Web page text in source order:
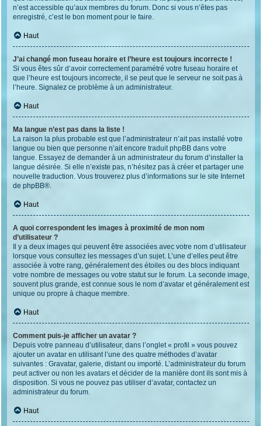
n’est accessible qu’aux membres du forum. Donc si vous n’êtes pas
enregistré, c’est le bon moment pour le faire.
Haut
J’ai changé mon fuseau horaire et l’heure est toujours incorrecte !
Si vous êtes sûr d’avoir correctement paramétré votre fuseau horaire et
que l’heure est toujours incorrecte, il se peut que le serveur ne soit pas à
l’heure. Signalez ce problème à un administrateur.
Haut
Ma langue n’est pas dans la liste !
La raison la plus probable est que l’administrateur n’ait pas installé votre
langue ou bien que personne n’ait encore traduit phpBB dans votre
langue. Essayez de demander à un administrateur du forum d’installer la
langue désirée. Si elle n’existe pas, n’hésitez pas à créer et partager une
nouvelle traduction. Vous trouverez plus d’informations sur le site Internet
de phpBB®.
Haut
A quoi correspondent les images à proximité de mon nom
d’utilisateur ?
Il y a deux images qui peuvent être associées avec votre nom d’utilisateur
lorsque vous consultez les messages d’un sujet. L’une d’elles peut être
associée à votre rang, généralement des étoiles ou des blocs indiquant
votre nombre de messages ou votre statut sur le forum. La seconde image,
souvent plus grande, est connue sous le nom d’avatar et généralement est
unique ou propre à chaque membre.
Haut
Comment puis-je afficher un avatar ?
Depuis votre panneau d’utilisateur, dans l’onglet « profil » vous pouvez
ajouter un avatar en utilisant l’une des quatre méthodes d’avatar
suivantes : Gravatar, galerie, distant ou importé. L’administrateur du forum
peut activer ou non les avatars et décider de la manière dont ils sont mis à
disposition. Si vous ne pouvez pas utiliser d’avatar, contactez un
administrateur du forum.
Haut